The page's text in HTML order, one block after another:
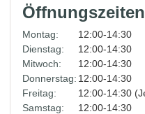
Öffnungszeiten
Montag:
12:00-14:30
Dienstag:
12:00-14:30
Mitwoch:
12:00-14:30
Donnerstag: 12:00-14:30
Freitag:
12:00-14:30
Samstag:
12:00-14:30